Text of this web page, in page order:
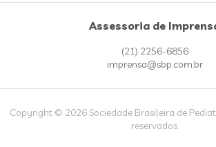
Assessoria de
(21) 2256-6856
imprensa@sbp.com.br
Copyright © 2026 Sociedade Brasileira de
reservados.